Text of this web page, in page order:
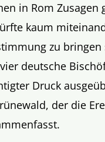
in Rom Zusagen
kaum
zu bringen
deutsche
Druck
der die